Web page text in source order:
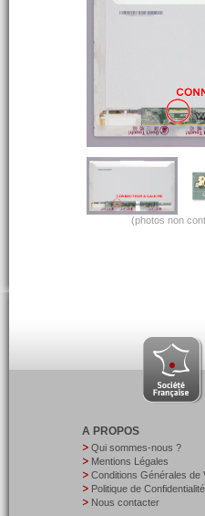
(photos non
A PROPOS
Qui sommes-nous ?
Mentions Légales
Conditions Générales de
Politique de Confidentialité
Nous contacter